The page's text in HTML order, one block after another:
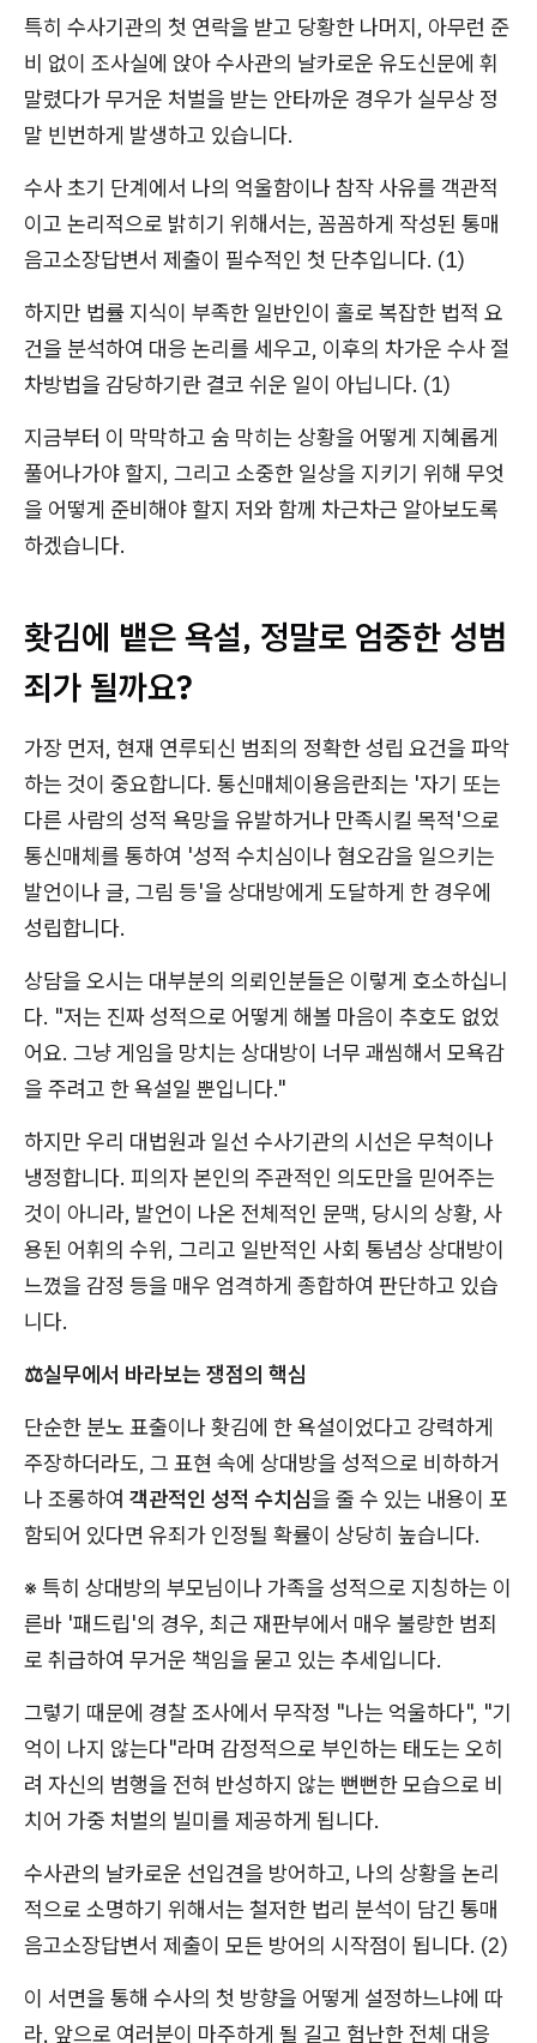
특히 수사기관의 첫 연락을 받고 당황한 나머지, 아무런 준
비 없이 조사실에 앉아 수사관의 날카로운 유도신문에 휘
말렸다가 무거운 처벌을 받는 안타까운 경우가 실무상 정
말 빈번하게 발생하고 있습니다.
수사 초기 단계에서 나의 억울함이나 참작 사유를 객관적
이고 논리적으로 밝히기 위해서는, 꼼꼼하게 작성된 통매
음고소장답변서 제출이 필수적인 첫 단추입니다. (1)
하지만 법률 지식이 부족한 일반인이 홀로 복잡한 법적 요
건을 분석하여 대응 논리를 세우고, 이후의 차가운 수사 절
차방법을 감당하기란 결코 쉬운 일이 아닙니다. (1)
지금부터 이 막막하고 숨 막히는 상황을 어떻게 지혜롭게
풀어나가야 할지, 그리고 소중한 일상을 지키기 위해 무엇
을 어떻게 준비해야 할지 저와 함께 차근차근 알아보도록
하겠습니다.
홧김에 뱉은 욕설, 정말로 엄중한 성범
죄가 될까요?
가장 먼저, 현재 연루되신 범죄의 정확한 성립 요건을 파악
하는 것이 중요합니다. 통신매체이용음란죄는 '자기 또는
다른 사람의 성적 욕망을 유발하거나 만족시킬 목적'으로
통신매체를 통하여 '성적 수치심이나 혐오감을 일으키는
발언이나 글, 그림 등'을 상대방에게 도달하게 한 경우에
성립합니다.
상담을 오시는 대부분의 의뢰인분들은 이렇게 호소하십니
다. "저는 진짜 성적으로 어떻게 해볼 마음이 추호도 없었
어요. 그냥 게임을 망치는 상대방이 너무 괘씸해서 모욕감
을 주려고 한 욕설일 뿐입니다."
하지만 우리 대법원과 일선 수사기관의 시선은 무척이나
냉정합니다. 피의자 본인의 주관적인 의도만을 믿어주는
것이 아니라, 발언이 나온 전체적인 문맥, 당시의 상황, 사
용된 어휘의 수위, 그리고 일반적인 사회 통념상 상대방이
느꼈을 감정 등을 매우 엄격하게 종합하여 판단하고 있습
니다.
⚖️실무에서 바라보는 쟁점의 핵심
단순한 분노 표출이나 홧김에 한 욕설이었다고 강력하게
주장하더라도, 그 표현 속에 상대방을 성적으로 비하하거
나 조롱하여 객관적인 성적 수치심을 줄 수 있는 내용이 포
함되어 있다면 유죄가 인정될 확률이 상당히 높습니다.
※ 특히 상대방의 부모님이나 가족을 성적으로 지칭하는 이
른바 '패드립'의 경우, 최근 재판부에서 매우 불량한 범죄
로 취급하여 무거운 책임을 묻고 있는 추세입니다.
그렇기 때문에 경찰 조사에서 무작정 "나는 억울하다", "기
억이 나지 않는다"라며 감정적으로 부인하는 태도는 오히
려 자신의 범행을 전혀 반성하지 않는 뻔뻔한 모습으로 비
치어 가중 처벌의 빌미를 제공하게 됩니다.
수사관의 날카로운 선입견을 방어하고, 나의 상황을 논리
적으로 소명하기 위해서는 철저한 법리 분석이 담긴 통매
음고소장답변서 제출이 모든 방어의 시작점이 됩니다. (2)
이 서면을 통해 수사의 첫 방향을 어떻게 설정하느냐에 따
라, 앞으로 여러분이 마주하게 될 길고 험난한 전체 대응